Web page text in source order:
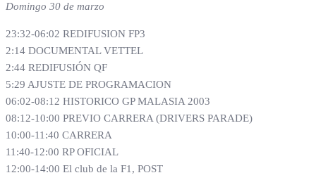
Domingo 30 de marzo
23:32-06:02 REDIFUSION FP3
2:14 DOCUMENTAL VETTEL
2:44 REDIFUSIÓN QF
5:29 AJUSTE DE PROGRAMACION
06:02-08:12 HISTORICO GP MALASIA 2003
08:12-10:00 PREVIO CARRERA (DRIVERS PARADE)
10:00-11:40 CARRERA
11:40-12:00 RP OFICIAL
12:00-14:00 El club de la F1, POST